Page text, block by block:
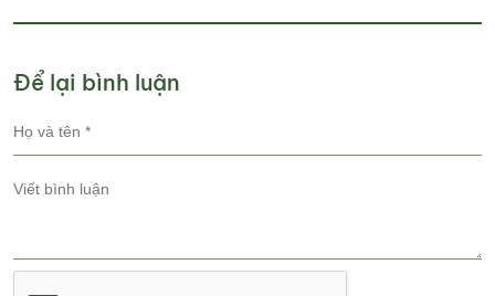
Để lại bình luận